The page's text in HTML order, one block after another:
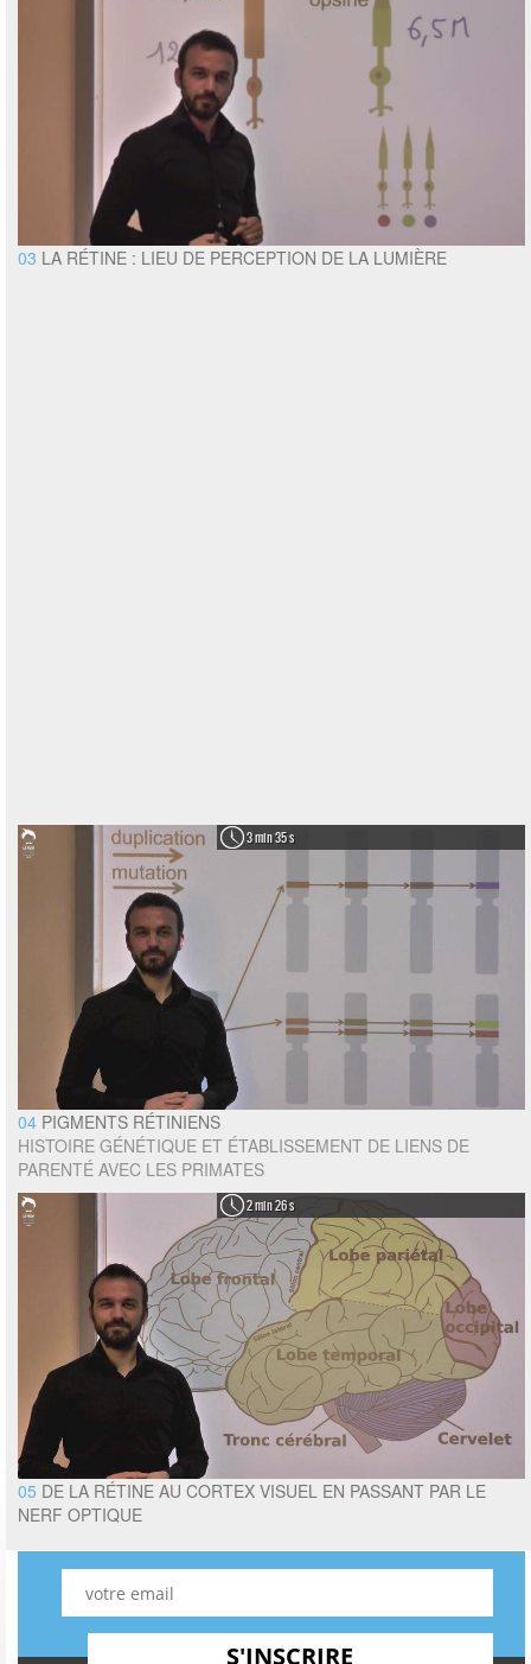
03 LA RÉTINE : LIEU DE PERCEPTION DE LA LUMIÈRE
3 min 35 s
04 PIGMENTS RÉTINIENS
HISTOIRE GÉNÉTIQUE ET ÉTABLISSEMENT DE LIENS DE
PARENTÉ AVEC LES PRIMATES
2 min 26 s
05 DE LA RÉTINE AU CORTEX VISUEL EN PASSANT PAR LE
NERF OPTIQUE